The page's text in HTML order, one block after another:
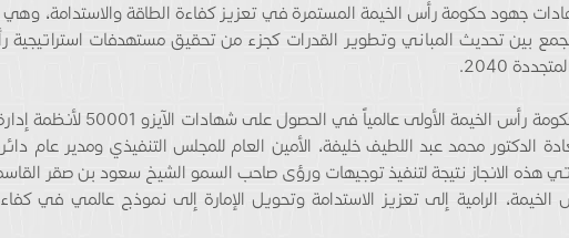
جهود حكومة رأس الخيمة المستمرة في تعزيز كفاءة الطاقة والاستدامة، وهي
بين تحديث المباني وتطوير القدرات كجزء من تحقيق مستهدفات استراتيجية
2040.
وبمناسبة كون حكومة رأس الخيمة الأولى
الدكتور محمد عبد اللطيف خليفة، الأمين العام للمجلس التنفيذي ومدير عام
هذه الانجاز نتيجة لتنفيذ توجيهات ورؤى صاحب السمو الشيخ سعود بن صقر
الخيمة، الرامية إلى تعزيز الاستدامة وتحويل الإمارة إلى نموذج عالمي في